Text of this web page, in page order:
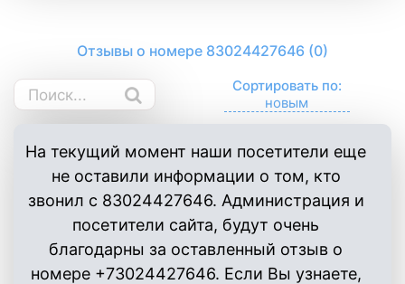
Отзывы о номере 83024427646 (0)
Сортировать по:
На текущий момент наши посетители еще
не оставили информации о том, кто
звонил с 83024427646. Администрация и
посетители сайта, будут очень
благодарны за оставленный отзыв о
номере +73024427646. Если Вы узнаете,